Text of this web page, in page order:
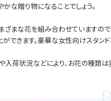
かな贈り物になることでしょう。
ざまな花を組み合わせていますので
ができます。豪華な女性向けスタン
入荷状況などにより、お花の種類は